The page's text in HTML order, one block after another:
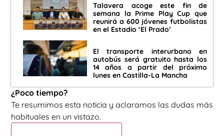
Talavera acoge este fin de
semana la Prime Play Cup que
reunirá a 600 jóvenes futbolistas
en el Estadio ‘El Prado’
El transporte interurbano en
autobús será gratuito hasta los
14 años a partir del próximo
lunes en Castilla-La Mancha
¿Poco tiempo?
Te resumimos esta noticia y aclaramos las dudas más
habituales en un vistazo.